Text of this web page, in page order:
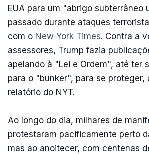
EUA para um "abrigo subterrâneo
passado durante ataques
com o New York Times. Contra a
assessores, Trump fazia
apelando à "Lei e Ordem", até ter
para o "bunker", para se proteger,
relatório do NYT.
Ao longo do dia, milhares de
protestaram pacificamente perto
mas ao anoitecer, com centenas